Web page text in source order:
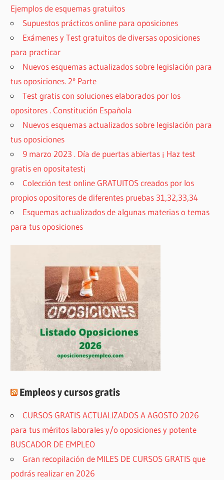
Ejemplos de esquemas gratuitos
Supuestos prácticos online para oposiciones
Exámenes y Test gratuitos de diversas oposiciones
para practicar
Nuevos esquemas actualizados sobre legislación para
tus oposiciones. 2º Parte
Test gratis con soluciones elaborados por los
opositores . Constitución Española
Nuevos esquemas actualizados sobre legislación para
tus oposiciones
9 marzo 2023 . Día de puertas abiertas ¡ Haz test
gratis en opositatest¡
Colección test online GRATUITOS creados por los
propios opositores de diferentes pruebas 31,32,33,34
Esquemas actualizados de algunas materias o temas
para tus oposiciones
Empleos y cursos gratis
CURSOS GRATIS ACTUALIZADOS A AGOSTO 2026
para tus méritos laborales y/o oposiciones y potente
BUSCADOR DE EMPLEO
Gran recopilación de MILES DE CURSOS GRATIS que
podrás realizar en 2026